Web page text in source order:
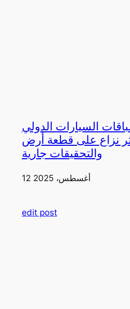
السيارات الدولي
نزاع على قطعة أرض
والتحقيقات جارية
12 أغسطس، 2025
edit post